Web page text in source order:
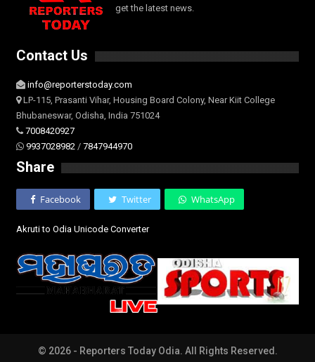
get the latest news.
Contact Us
info@reporterstoday.com
LP-115, Prasanti Vihar, Housing Board Colony, Near Kiit College
Bhubaneswar, Odisha, India 751024
7008420927
9937028982 / 7847944970
Share
Facebook Twitter WhatsApp
Akruti to Odia Unicode Converter
© 2026 - Reporters Today Odia. All Rights Reserved.